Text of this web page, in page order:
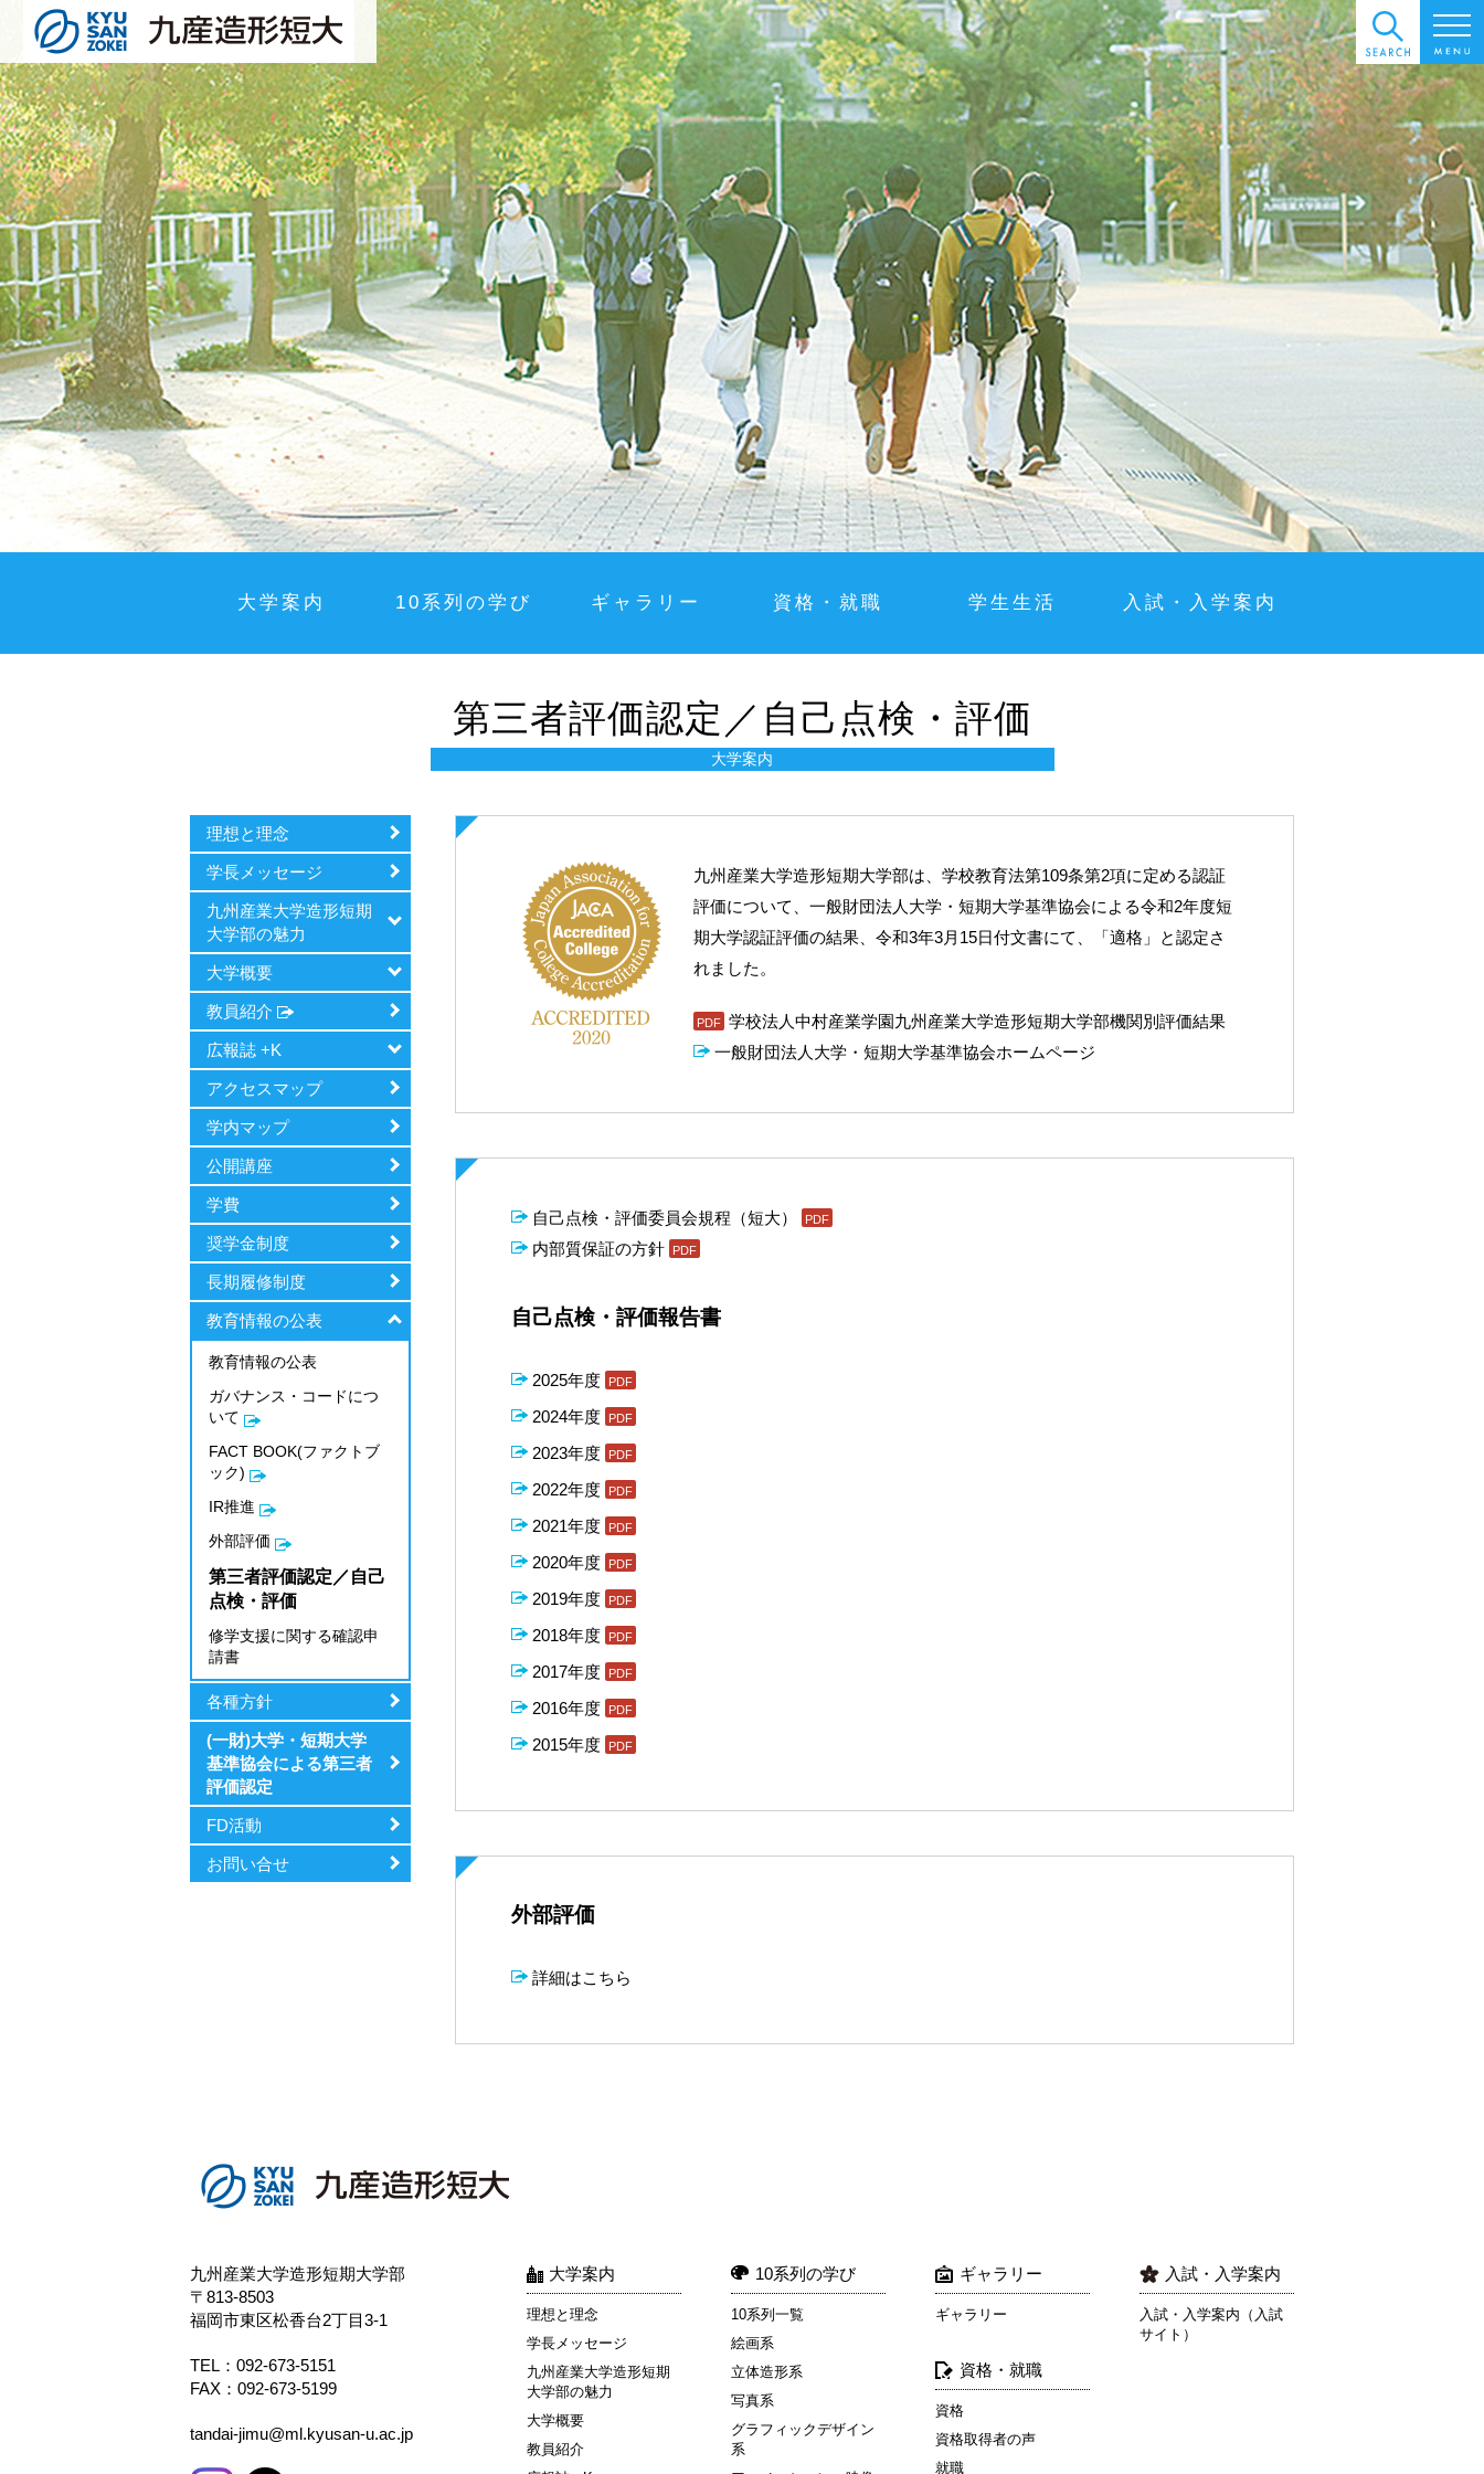
大学案内 10系列の学び ギャラリー 資格・就職 学生生活 入試・入学案内
第三者評価認定／自己点検・評価
大学案内
九州産業大学造形短期大学部は、学校教育法第109条第2項に定める認証
評価について、一般財団法人大学・短期大学基準協会による令和2年度短
期大学認証評価の結果、令和3年3月15日付文書にて、「適格」と認定さ
れました。
学校法人中村産業学園九州産業大学造形短期大学部機関別評価結果
一般財団法人大学・短期大学基準協会ホームページ
自己点検・評価委員会規程（短大）
内部質保証の方針
自己点検・評価報告書
2025年度
2024年度
2023年度
2022年度
2021年度
2020年度
2019年度
2018年度
2017年度
2016年度
2015年度
外部評価
詳細はこちら
理想と理念
学長メッセージ
九州産業大学造形短期
大学部の魅力
大学概要
教員紹介
広報誌 +K
アクセスマップ
学内マップ
公開講座
学費
奨学金制度
長期履修制度
教育情報の公表
教育情報の公表
ガバナンス・コードにつ
いて
FACT BOOK(ファクトブ
ック)
IR推進
外部評価
第三者評価認定／自己
点検・評価
修学支援に関する確認申
請書
各種方針
(一財)大学・短期大学
基準協会による第三者
評価認定
FD活動
お問い合せ
九州産業大学造形短期大学部
〒813-8503
福岡市東区松香台2丁目3-1
TEL： 092-673-5151
FAX：092-673-5199
tandai-jimu@ml.kyusan-u.ac.jp
大学案内
理想と理念
学長メッセージ
九州産業大学造形短期
大学部の魅力
大学概要
教員紹介
10系列の学び
10系列一覧
絵画系
立体造形系
写真系
グラフィックデザイン
系
ギャラリー
ギャラリー
資格・就職
資格
資格取得者の声
就職
入試・入学案内
入試・入学案内（入試
サイト）